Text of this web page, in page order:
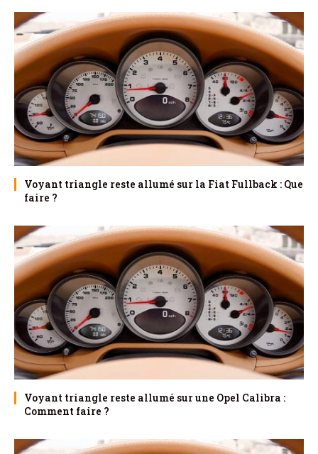
Voyant triangle reste allumé sur la Fiat Fullback : Que
faire ?
Voyant triangle reste allumé sur une Opel Calibra :
Comment faire ?